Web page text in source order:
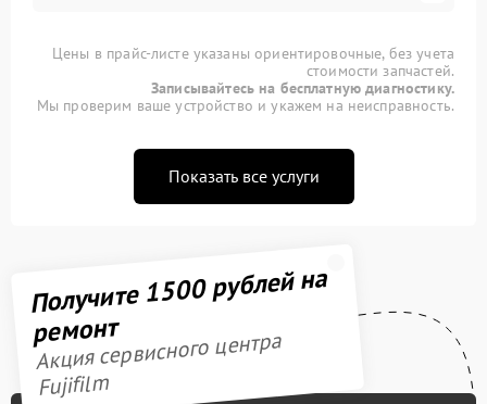
Цены в прайс-листе указаны ориентировочные, без учета
стоимости запчастей.
Записывайтесь на бесплатную диагностику.
Мы проверим ваше устройство и укажем на неисправность.
Показать все услуги
Получите 1500 рублей на
ремонт
Акция сервисного центра
Fujifilm